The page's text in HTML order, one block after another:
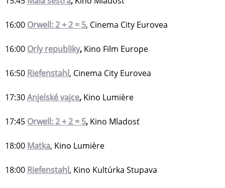
16:00 Orwell: 2 + 2 = 5, Cinema City Eurovea
16:00 Orly republiky, Kino Film Europe
16:50 Riefenstahl, Cinema City Eurovea
17:30Anjelské vajce, Kino Lumière
17:45 Orwell: 2 + 2 = 5, Kino Mladosť
18:00 Matka, Kino Lumière
18:00 Riefenstahl, Kino Kultúrka Stupava